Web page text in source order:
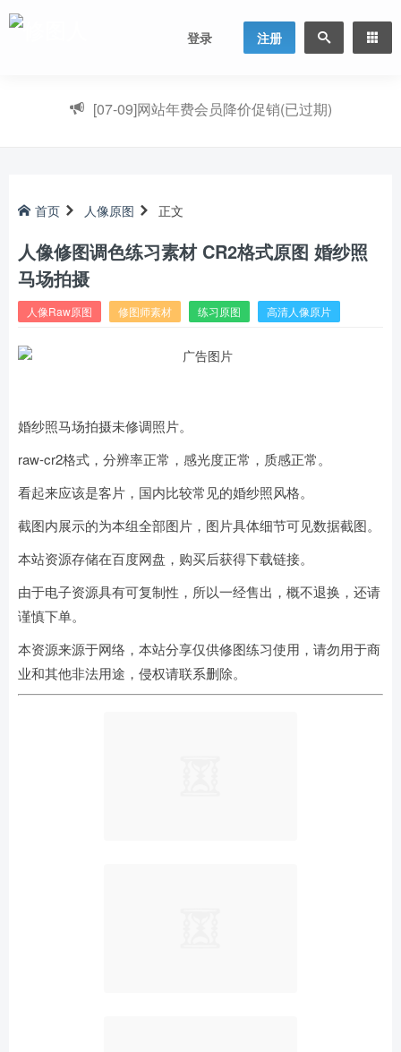
登录 注册
[07-09]网站年费会员降价促销(已过期)
首页 人像原图 正文
人像修图调色练习素材 CR2格式原图 婚纱照
马场拍摄
人像Raw原图 修图师素材 练习原图 高清人像原片
婚纱照马场拍摄未修调照片。
raw-cr2格式，分辨率正常，感光度正常，质感正常。
看起来应该是客片，国内比较常见的婚纱照风格。
截图内展示的为本组全部图片，图片具体细节可见数据截图。
本站资源存储在百度网盘，购买后获得下载链接。
由于电子资源具有可复制性，所以一经售出，概不退换，还请
谨慎下单。
本资源来源于网络，本站分享仅供修图练习使用，请勿用于商
业和其他非法用途，侵权请联系删除。